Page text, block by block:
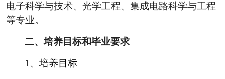
电子科学与技术、光学工程、集成电路科学与工程
等专业。
二、培养目标和毕业要求
1 、培养目标